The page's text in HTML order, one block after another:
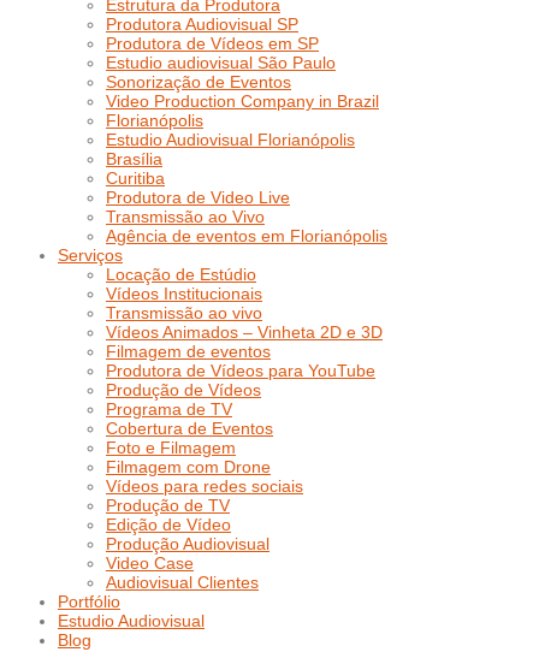
Estrutura da Produtora
Produtora Audiovisual SP
Produtora de Vídeos em SP
Estudio audiovisual São Paulo
Sonorização de Eventos
Video Production Company in Brazil
Florianópolis
Estudio Audiovisual Florianópolis
Brasília
Curitiba
Produtora de Video Live
Transmissão ao Vivo
Agência de eventos em Florianópolis
Serviços
Locação de Estúdio
Vídeos Institucionais
Transmissão ao vivo
Vídeos Animados – Vinheta 2D e 3D
Filmagem de eventos
Produtora de Vídeos para YouTube
Produção de Vídeos
Programa de TV
Cobertura de Eventos
Foto e Filmagem
Filmagem com Drone
Vídeos para redes sociais
Produção de TV
Edição de Vídeo
Produção Audiovisual
Video Case
Audiovisual Clientes
Portfólio
Estudio Audiovisual
Blog